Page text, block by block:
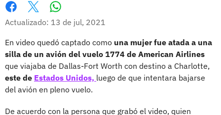
Facebook
X
Actualizado: 13 de jul, 2021
En video quedó captado como una mujer fue atada a una
silla de un avión del vuelo 1774 de American Airlines
que viajaba de Dallas-Fort Worth con destino a Charlotte,
este de Estados Unidos, luego de que intentara bajarse
del avión en pleno vuelo.
De acuerdo con la persona que grabó el video, quien